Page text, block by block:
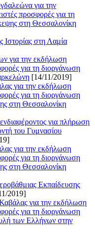
για την
προσφορές για τη
στη Θεσσαλονίκη
Ιστορίας στη Λαμία
για την εκδήλωση
για τη διοργάνωση
[14/11/2019]
για την εκδήλωση
για τη διοργάνωση
στη Θεσσαλονίκη
για πλήρωση
του Γυμνασίου
για την εκδήλωση
για τη διοργάνωση
στη Θεσσαλονίκη
Εκπαίδευσης
2019]
για την εκδήλωση
για τη διοργάνωση
των Ελλήνων στην